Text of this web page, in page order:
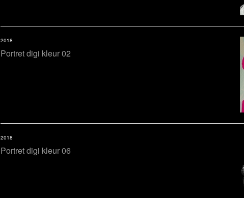
Portret digi kleur 02
2018
Portret digi kleur 06
2018